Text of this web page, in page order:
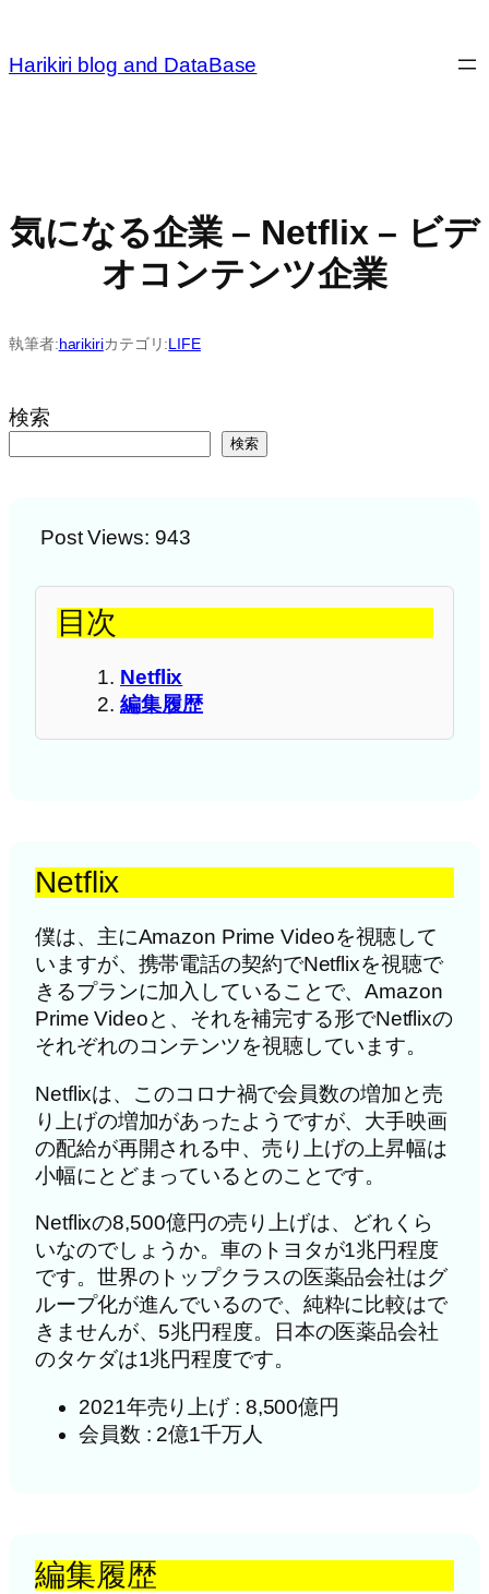
を
Harikiri blog and DataBase
気になる企業 – Netflix – ビデ
オコンテンツ企業
執筆者:harikiriカテゴリ:LIFE
検索
検索
Post Views: 943
目次
Netflix
編集履歴
Netflix
僕は、主にAmazon Prime Videoを視聴して
いますが、携帯電話の契約でNetflixを視聴で
きるプランに加入していることで、Amazon
Prime Videoと、それを補完する形でNetflixの
それぞれのコンテンツを視聴しています。
Netflixは、このコロナ禍で会員数の増加と売
り上げの増加があったようですが、大手映画
の配給が再開される中、売り上げの上昇幅は
小幅にとどまっているとのことです。
Netflixの8,500億円の売り上げは、どれくら
いなのでしょうか。車のトヨタが1兆円程度
です。世界のトップクラスの医薬品会社はグ
ループ化が進んでいるので、純粋に比較はで
きませんが、5兆円程度。日本の医薬品会社
のタケダは1兆円程度です。
2021年売り上げ : 8,500億円
会員数 : 2億1千万人
編集履歴